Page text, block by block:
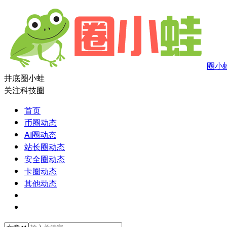
圈小
井底圈小蛙
关注科技圈
首页
币圈动态
AI圈动态
站长圈动态
安全圈动态
卡圈动态
其他动态